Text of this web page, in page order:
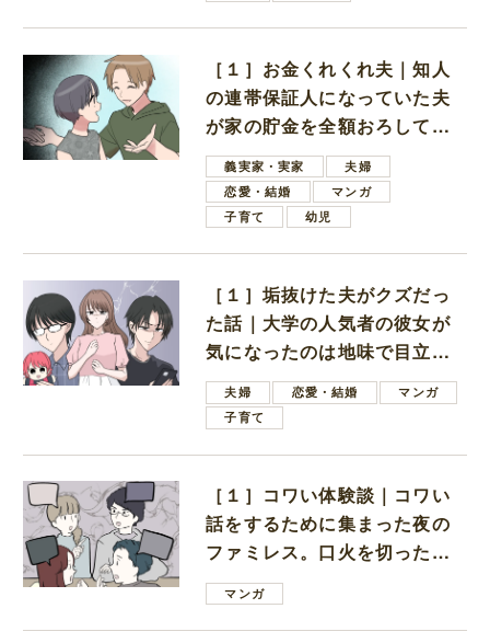
［１］お金くれくれ夫｜知人
の連帯保証人になっていた夫
が家の貯金を全額おろしてほ
しいと言ってきた
義実家・実家
夫婦
恋愛・結婚
マンガ
子育て
幼児
［１］垢抜けた夫がクズだっ
た話｜大学の人気者の彼女が
気になったのは地味で目立た
ない男子学生
夫婦 恋愛・結婚
マンガ
子育て
［１］コワい体験談｜コワい
話をするために集まった夜の
ファミレス。口火を切ったの
は電車好きの男の子ママ
マンガ